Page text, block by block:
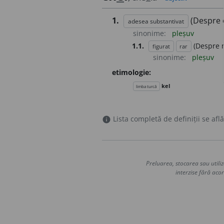
1. adesea substantivat (Despre
sinonime:
pleșuv
1.1.
figurat rar
(Despre
sinonime:
pleșuv
etimologie:
limba turcă kel
info Lista completă de definiții se
Preluarea, stocarea sau
interzise fără